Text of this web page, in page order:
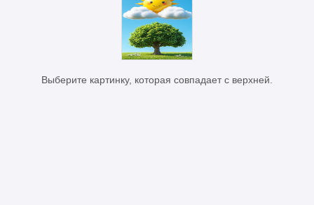
Выберите картинку, которая совпадает с верхней.